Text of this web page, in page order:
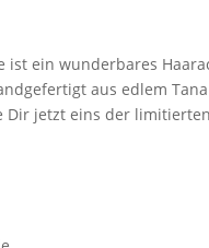
ist ein wunderbares
aus edlem
Dir jetzt eins der